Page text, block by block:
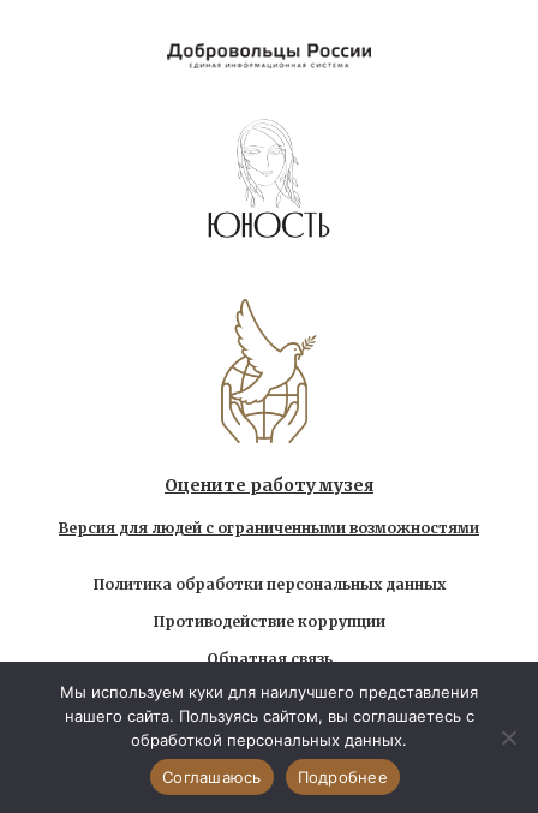
Оцените работу музея
Версия для людей с ограниченными возможностями
Политика обработки персональных данных
Противодействие коррупции
Обратная связь
Использование любых находящихся на сайте
материалов без официального разрешения запрещено
© 2026 Государственный музей-заповедник Л.Н.
Толстого. Все права защищены
Мы используем куки для наилучшего представления
нашего сайта. Пользуясь сайтом, вы соглашаетесь с
обработкой персональных данных.
Соглашаюсь
Подробнее